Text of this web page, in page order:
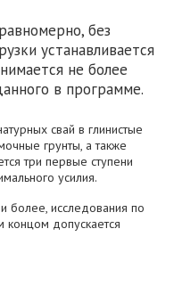
без
устанавливается
не более
в программе.
свай в глинистые
грунты, а также
три первые ступени
усилия.
более, исследования по
допускается